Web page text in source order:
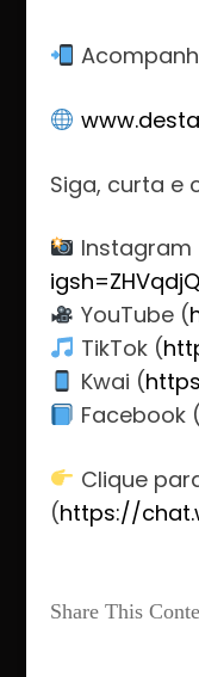
Siga, curta e
Instagram
YouTube (
TikTok (
Kwai (
Facebook (
Clique
(https://
Share This